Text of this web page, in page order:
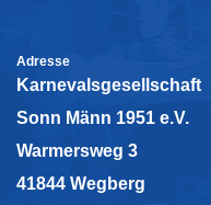
Adresse
Karnevalsgesellschaft
Sonn Männ 1951 e.V.
Warmersweg 3
41844 Wegberg